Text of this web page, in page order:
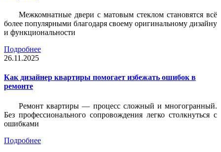
Межкомнатные двери с матовым стеклом становятся всё
более популярными благодаря своему оригинальному дизайну
и функциональности
Подробнее
26.11.2025
Как дизайнер квартиры помогает избежать ошибок в
ремонте
Ремонт квартиры — процесс сложный и многогранный.
Без профессионального сопровождения легко столкнуться с
ошибками
Подробнее